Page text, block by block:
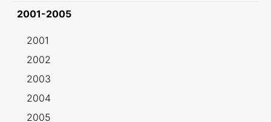
2001-2005
2001
2002
2003
2004
2005